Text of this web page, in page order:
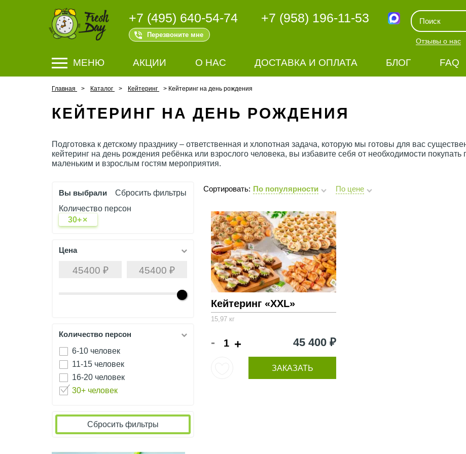
+7 (495) 640-54-74
Перезвоните мне
+7 (958) 196-11-53
Отзывы о нас
МЕНЮ АКЦИИ О НАС ДОСТАВКА И ОПЛАТА БЛОГ FAQ
Главная Каталог Кейтеринг Кейтеринг на день рождения
КЕЙТЕРИНГ НА ДЕНЬ РОЖДЕНИЯ
Подготовка к детскому празднику – ответственная и хлопотная задача, которую мы готовы для вас
кейтеринг на день рождения ребёнка или взрослого человека, вы избавите себя от необходимости покупать
маленьким и взрослым гостям мероприятия.
Вы выбрали
Сбросить фильтры
Количество персон
30+×
Цена
Количество персон
6-10 человек
11-15 человек
16-20 человек
30+ человек
Сбросить фильтры
Сортировать: По популярности По цене
Кейтеринг «XXL»
15,97 кг
- + 45 400 ₽
ЗАКАЗАТЬ